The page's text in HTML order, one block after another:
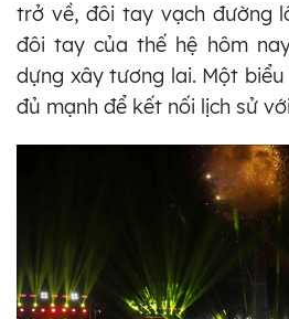
trở về, đôi tay vạch đường
đôi tay của thế hệ hôm
dựng xây tương lai. Một
đủ mạnh để kết nối lịch sử